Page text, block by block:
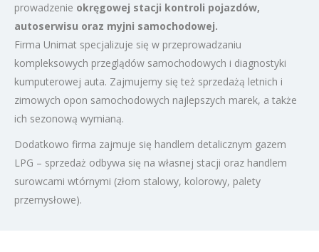
prowadzenie okręgowej stacji kontroli pojazdów,
autoserwisu oraz myjni samochodowej.
Firma Unimat specjalizuje się w przeprowadzaniu
kompleksowych przeglądów samochodowych i diagnostyki
kumputerowej auta. Zajmujemy się też sprzedażą letnich i
zimowych opon samochodowych najlepszych marek, a także
ich sezonową wymianą.
Dodatkowo firma zajmuje się handlem detalicznym gazem
LPG – sprzedaż odbywa się na własnej stacji oraz handlem
surowcami wtórnymi (złom stalowy, kolorowy, palety
przemysłowe).